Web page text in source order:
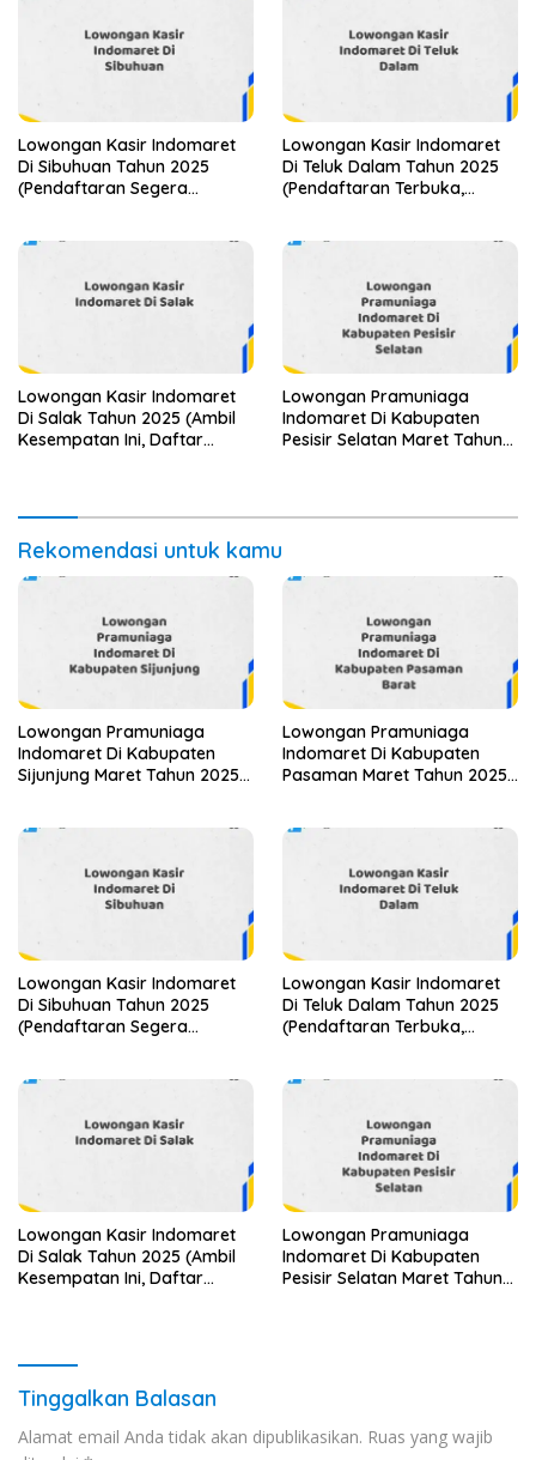
Lowongan Kasir Indomaret
Di Sibuhuan Tahun 2025
(Pendaftaran Segera
Lowongan Kasir Indomaret
Di Teluk Dalam Tahun 2025
(Pendaftaran Terbuka,
Lowongan Kasir Indomaret
Di Salak Tahun 2025 (Ambil
Kesempatan Ini, Daftar
Lowongan Pramuniaga
Indomaret Di Kabupaten
Pesisir Selatan Maret Tahun
Rekomendasi untuk kamu
Lowongan Pramuniaga
Indomaret Di Kabupaten
Sijunjung Maret Tahun 2025
Lowongan Pramuniaga
Indomaret Di Kabupaten
Pasaman Maret Tahun 2025
Lowongan Kasir Indomaret
Di Sibuhuan Tahun 2025
(Pendaftaran Segera
Lowongan Kasir Indomaret
Di Teluk Dalam Tahun 2025
(Pendaftaran Terbuka,
Lowongan Kasir Indomaret
Di Salak Tahun 2025 (Ambil
Kesempatan Ini, Daftar
Lowongan Pramuniaga
Indomaret Di Kabupaten
Pesisir Selatan Maret Tahun
Tinggalkan Balasan
Alamat email Anda tidak akan dipublikasikan. Ruas yang wajib